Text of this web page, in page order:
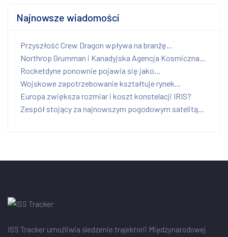
Najnowsze wiadomości
Przyszłość Crew Dragon wpływa na branżę...
Northrop Grumman i Kanadyjska Agencja Kosmiczna...
Rocketdyne ponownie pojawia się jako...
Wojskowe zapotrzebowanie kształtuje rynek...
Europa zwiększa rozmiar i koszt konstelacji IRIS?
Zespół stojący za najnowszym pogodowym satelitą...
ISS Tracker umożliwia śledzenie trajektorii Międzynarodowej